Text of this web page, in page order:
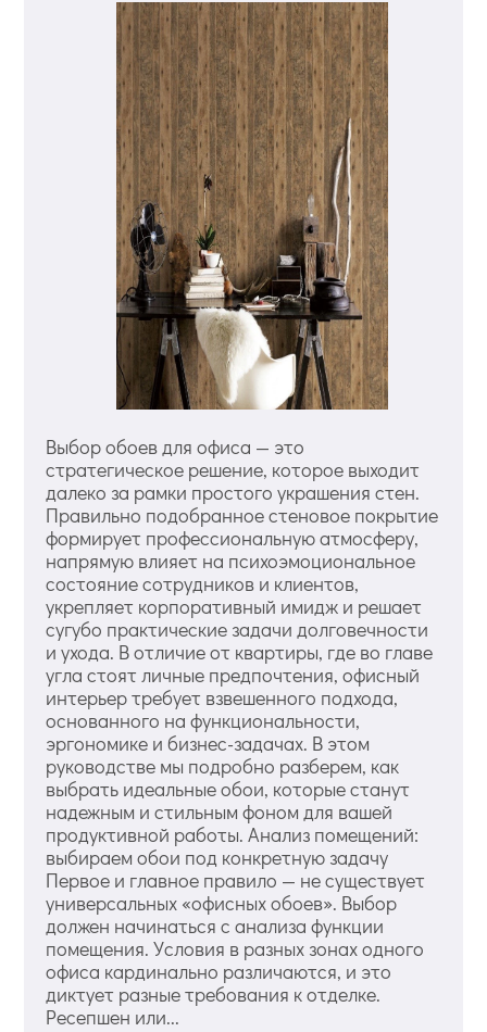
Выбор обоев для офиса — это
стратегическое решение, которое выходит
далеко за рамки простого украшения стен.
Правильно подобранное стеновое покрытие
формирует профессиональную атмосферу,
напрямую влияет на психоэмоциональное
состояние сотрудников и клиентов,
укрепляет корпоративный имидж и решает
сугубо практические задачи долговечности
и ухода. В отличие от квартиры, где во главе
угла стоят личные предпочтения, офисный
интерьер требует взвешенного подхода,
основанного на функциональности,
эргономике и бизнес-задачах. В этом
руководстве мы подробно разберем, как
выбрать идеальные обои, которые станут
надежным и стильным фоном для вашей
продуктивной работы. Анализ помещений:
выбираем обои под конкретную задачу
Первое и главное правило — не существует
универсальных «офисных обоев». Выбор
должен начинаться с анализа функции
помещения. Условия в разных зонах одного
офиса кардинально различаются, и это
диктует разные требования к отделке.
Ресепшен или...